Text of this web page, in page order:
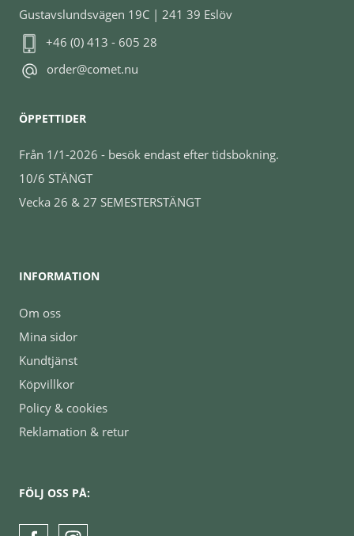
Gustavslundsvägen 19C | 241 39 Eslöv
+46 (0) 413 - 605 28
order@comet.nu
ÖPPETTIDER
Från 1/1-2026 - besök endast efter tidsbokning.
10/6 STÄNGT
Vecka 26 & 27 SEMESTERSTÄNGT
INFORMATION
Om oss
Mina sidor
Kundtjänst
Köpvillkor
Policy & cookies
Reklamation & retur
FÖLJ OSS PÅ: